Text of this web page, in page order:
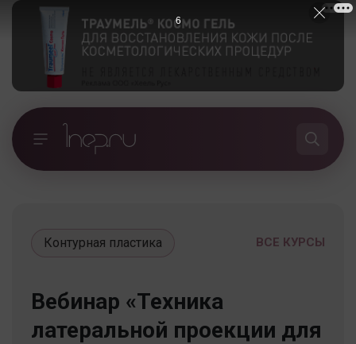
ВСЕ КУРСЫ
Контурная пластика
Вебинар «Техника
латеральной проекции для
5